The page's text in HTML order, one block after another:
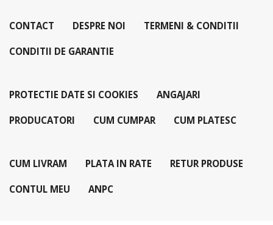
CONTACT DESPRE NOI TERMENI & CONDITII
CONDITII DE GARANTIE
PROTECTIE DATE SI COOKIES ANGAJARI
PRODUCATORI CUM CUMPAR CUM PLATESC
CUM LIVRAM PLATA IN RATE RETUR PRODUSE
CONTUL MEU ANPC